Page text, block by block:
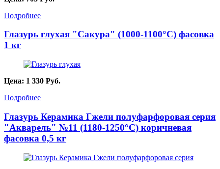
Подробнее
Глазурь глухая "Сакура" (1000-1100°С) фасовка
1 кг
Цена: 1 330 Руб.
Подробнее
Глазурь Керамика Гжели полуфарфоровая серия
"Акварель" №11 (1180-1250°С) коричневая
фасовка 0,5 кг